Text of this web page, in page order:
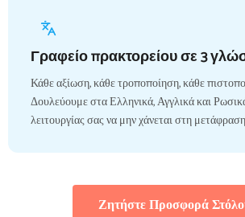
Γραφείο πρακτορείου σε 3
Κάθε αξίωση, κάθε τροποποίηση, κάθε
Δουλεύουμε στα Ελληνικά, Αγγλικά και
λειτουργίας σας να μην χάνεται στη
Ζητήστε Προσφορά